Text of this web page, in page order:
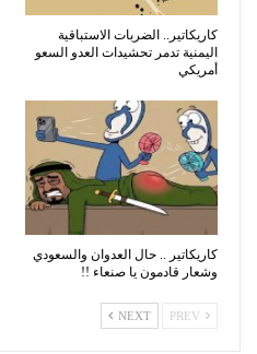
كاريكاتير.. الضربات الاستباقية
اليمنية تدمر تحشيدات العدو السعو
أمريكي
كاريكاتير .. حال العدوان والسعودي
وشعار قادمون يا صنعاء !!
NEXT